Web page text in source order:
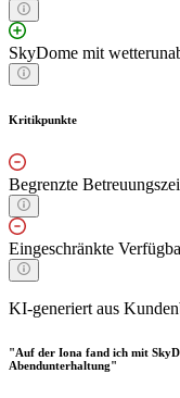
SkyDome mit
Kritikpunkte
Begrenzte
Eingeschränkte
KI-generiert aus
"Auf der Iona fand ich mit
Abendunterhaltung"